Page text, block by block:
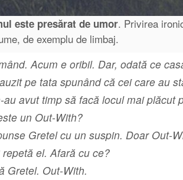
este presărat de umor. Privirea
de exemplu de limbaj.
Acum e oribil. Dar, odată ce
pe tata spunând că cei care au
avut timp să facă locul mai plăcut
un Out-With?
Gretel cu un suspin. Doar Out-
el. Afară cu ce?
Gretel. Out-With.